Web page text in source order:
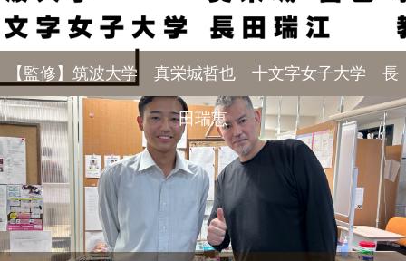
【監修】筑波大学 真栄城哲也 十文字女子大学 長
田瑞恵